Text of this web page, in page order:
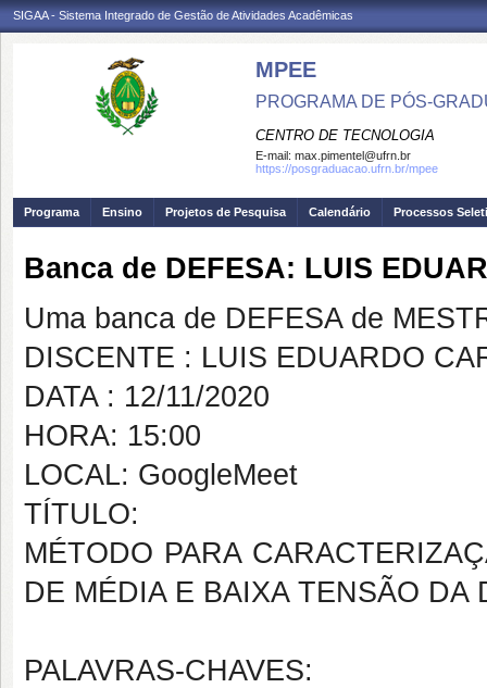
SIGAA - Sistema Integrado de Gestão de Atividades Acadêmicas
MPEE
PROGRAMA DE PÓS-
CENTRO DE TECNOLOGIA
E-mail: max.pimentel@ufrn.br
https://posgraduacao.ufrn.br/mpee
Programa Ensino Projetos de Pesquisa Calendário Processos
Banca de DEFESA: LUIS
Uma banca de DEFESA de
DISCENTE : LUIS EDUARDO
DATA : 12/11/2020
HORA: 15:00
LOCAL: GoogleMeet
TÍTULO:
MÉTODO PARA
DE MÉDIA E BAIXA TENSÃO
PALAVRAS-CHAVES: